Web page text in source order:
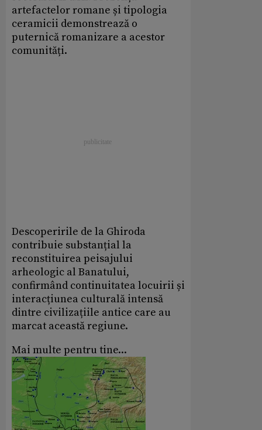
artefactelor romane și tipologia
ceramicii demonstrează o
puternică romanizare a acestor
comunități.
Descoperirile de la Ghiroda
contribuie substanțial la
reconstituirea peisajului
arheologic al Banatului,
confirmând continuitatea locuirii și
interacțiunea culturală intensă
dintre civilizațiile antice care au
marcat această regiune.
Mai multe pentru tine...